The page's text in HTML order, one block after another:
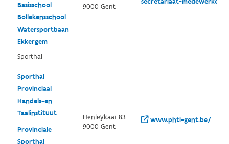
Basisschool
Bollekensschool
Watersportbaan
Ekkergem
Sporthal
9000 Gent
Sporthal
Provinciaal
Handels-en
Taalinstituut
Provinciale
Sporthal
Henleykaai 83
9000 Gent
www.phti-gent.be/